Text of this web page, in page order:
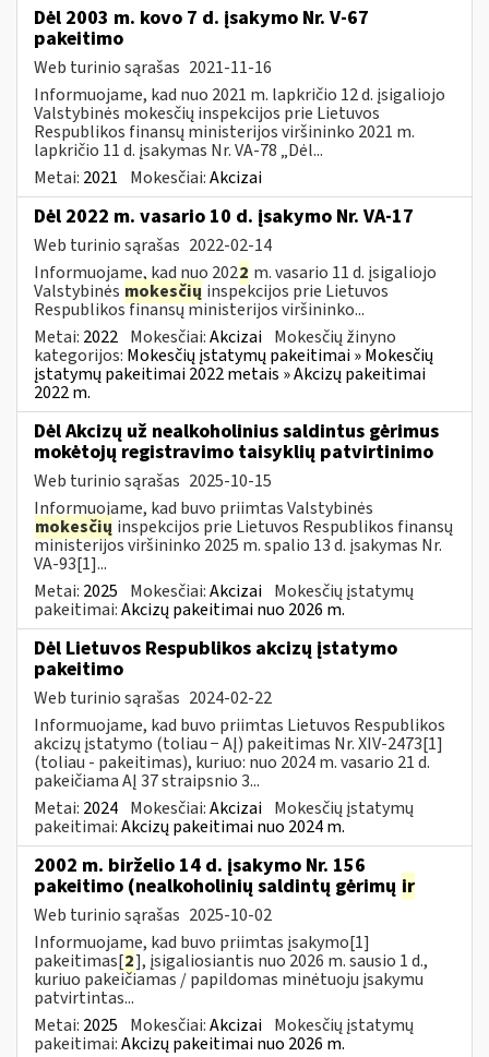
Dėl 2003 m. kovo 7 d. įsakymo Nr. V-67
pakeitimo
Web turinio sąrašas 2021-11-16
Informuojame, kad nuo 2021 m. lapkričio 12 d. įsigaliojo
Valstybinės mokesčių inspekcijos prie Lietuvos
Respublikos finansų ministerijos viršininko 2021 m.
lapkričio 11 d. įsakymas Nr. VA-78 „Dėl...
Metai: 2021 Mokesčiai:Akcizai
Dėl 2022 m. vasario 10 d. įsakymo Nr. VA-17
Web turinio sąrašas 2022-02-14
Informuojame, kad nuo 2022 m. vasario 11 d. įsigaliojo
Valstybinės mokesčių inspekcijos prie Lietuvos
Respublikos finansų ministerijos viršininko...
Metai: 2022 Mokesčiai:Akcizai Mokesčių žinyno
kategorijos: Mokesčių įstatymų pakeitimai » Mokesčių
įstatymų pakeitimai 2022 metais » Akcizų pakeitimai
2022 m.
Dėl Akcizų už nealkoholinius saldintus gėrimus
mokėtojų registravimo taisyklių patvirtinimo
Web turinio sąrašas 2025-10-15
Informuojame, kad buvo priimtas Valstybinės
mokesčių inspekcijos prie Lietuvos Respublikos finansų
ministerijos viršininko 2025 m. spalio 13 d. įsakymas Nr.
VA-93[1]...
Metai: 2025 Mokesčiai:Akcizai Mokesčių įstatymų
pakeitimai:Akcizų pakeitimai nuo 2026 m.
Dėl Lietuvos Respublikos akcizų įstatymo
pakeitimo
Web turinio sąrašas 2024-02-22
Informuojame, kad buvo priimtas Lietuvos Respublikos
akcizų įstatymo (toliau − AĮ) pakeitimas Nr. XIV-2473[1]
(toliau - pakeitimas), kuriuo: nuo 2024 m. vasario 21 d.
pakeičiama AĮ 37 straipsnio 3...
Metai: 2024 Mokesčiai:Akcizai Mokesčių įstatymų
pakeitimai:Akcizų pakeitimai nuo 2024 m.
2002 m. birželio 14 d. įsakymo Nr. 156
pakeitimo (nealkoholinių saldintų gėrimų ir
Web turinio sąrašas 2025-10-02
Informuojame, kad buvo priimtas įsakymo[1]
pakeitimas[2], įsigaliosiantis nuo 2026 m. sausio 1 d.,
kuriuo pakeičiamas / papildomas minėtuoju įsakymu
patvirtintas...
Metai: 2025 Mokesčiai:Akcizai Mokesčių įstatymų
pakeitimai:Akcizų pakeitimai nuo 2026 m.